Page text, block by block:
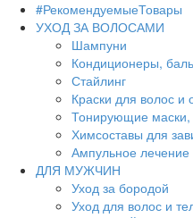
#РекомендуемыеТовары
УХОД ЗА ВОЛОСАМИ
Шампуни
Кондиционеры,
Стайлинг
Краски для волос и
Тонирующие
Химсоставы для
Ампульное лечение
ДЛЯ МУЖЧИН
Уход за бородой
Уход для волос и